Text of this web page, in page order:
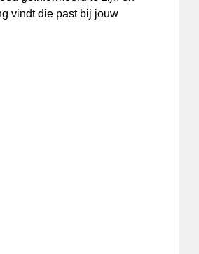
vindt die past bij jouw